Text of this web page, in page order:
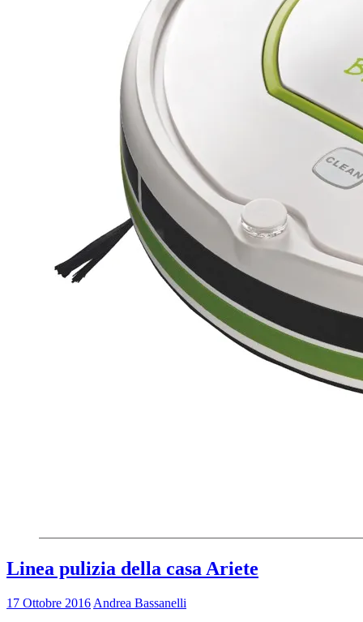
Linea pulizia della casa Ariete
17 Ottobre 2016 Andrea Bassanelli